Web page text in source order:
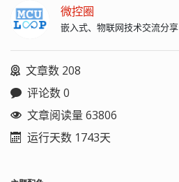
微控圈
嵌入式、物联网技术交流分享
文章数 208
评论数 0
文章阅读量 63806
运行天数 1743天